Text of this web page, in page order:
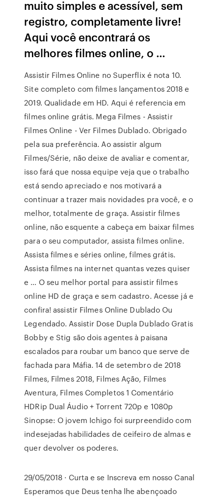
muito simples e acessível, sem
registro, completamente livre!
Aqui você encontrará os
melhores filmes online, o …
Assistir Filmes Online no Superflix é nota 10.
Site completo com filmes lançamentos 2018 e
2019. Qualidade em HD. Aqui é referencia em
filmes online grátis. Mega Filmes - Assistir
Filmes Online - Ver Filmes Dublado. Obrigado
pela sua preferência. Ao assistir algum
Filmes/Série, não deixe de avaliar e comentar,
isso fará que nossa equipe veja que o trabalho
está sendo apreciado e nos motivará a
continuar a trazer mais novidades pra você, e o
melhor, totalmente de graça. Assistir filmes
online, não esquente a cabeça em baixar filmes
para o seu computador, assista filmes online.
Assista filmes e séries online, filmes grátis.
Assista filmes na internet quantas vezes quiser
e … O seu melhor portal para assistir filmes
online HD de graça e sem cadastro. Acesse já e
confira! assistir Filmes Online Dublado Ou
Legendado. Assistir Dose Dupla Dublado Gratis
Bobby e Stig são dois agentes à paisana
escalados para roubar um banco que serve de
fachada para Máfia. 14 de setembro de 2018
Filmes, Filmes 2018, Filmes Ação, Filmes
Aventura, Filmes Completos 1 Comentário
HDRip Dual Áudio + Torrent 720p e 1080p
Sinopse: O jovem Ichigo foi surpreendido com
indesejadas habilidades de ceifeiro de almas e
quer devolver os poderes.
29/05/2018 · Curta e se Inscreva em nosso Canal
️Esperamos que Deus tenha lhe abençoado